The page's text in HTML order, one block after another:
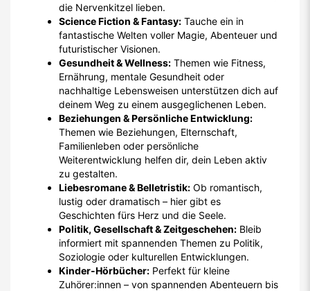
die Nervenkitzel lieben.
Science Fiction & Fantasy: Tauche ein in
fantastische Welten voller Magie, Abenteuer und
futuristischer Visionen.
Gesundheit & Wellness: Themen wie Fitness,
Ernährung, mentale Gesundheit oder
nachhaltige Lebensweisen unterstützen dich auf
deinem Weg zu einem ausgeglichenen Leben.
Beziehungen & Persönliche Entwicklung:
Themen wie Beziehungen, Elternschaft,
Familienleben oder persönliche
Weiterentwicklung helfen dir, dein Leben aktiv
zu gestalten.
Liebesromane & Belletristik: Ob romantisch,
lustig oder dramatisch – hier gibt es
Geschichten fürs Herz und die Seele.
Politik, Gesellschaft & Zeitgeschehen: Bleib
informiert mit spannenden Themen zu Politik,
Soziologie oder kulturellen Entwicklungen.
Kinder-Hörbücher: Perfekt für kleine
Zuhörer:innen – von spannenden Abenteuern bis